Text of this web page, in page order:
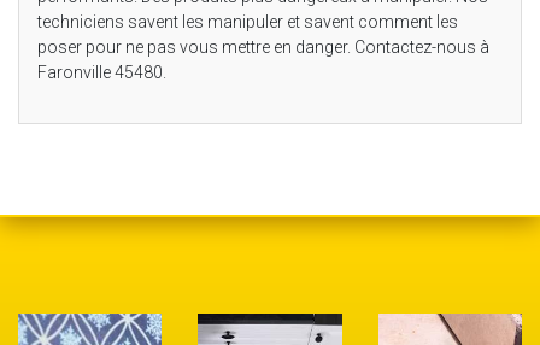
techniciens savent les manipuler et savent comment les
poser pour ne pas vous mettre en danger. Contactez-nous à
Faronville 45480.